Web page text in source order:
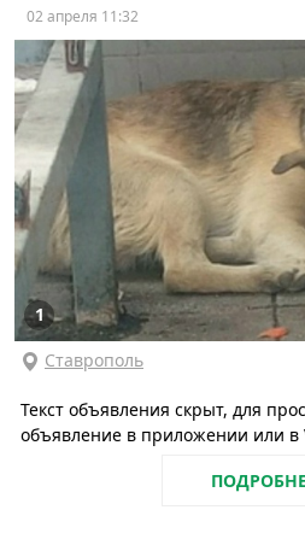
02 апреля 11:32
1
Ставрополь
Текст объявления скрыт, для
объявление в приложении или в